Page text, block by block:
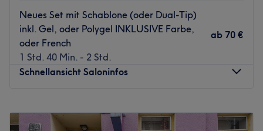
Atmosphäre: Modern, liebevoll eingerichtet, zum
Wohlfühlen.
Expertise: Maniküre, Pediküre, Nagelmodellage mit Gel
und Acryl.
Produkte und Produktmarken: Juliana Nails, Get Nails.
Zurück zur Salonansicht
Neues Set mit Schablone (oder Dual-Tip)
inkl. Gel, oder Polygel INKLUSIVE Farbe,
oder French
1 Std. 40 Min. - 2 Std.
ab 70 €
Schnellansicht Saloninfos
Dienstag
20:00